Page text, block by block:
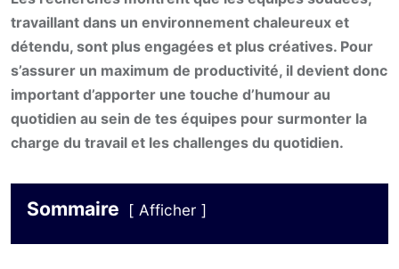
travaillant dans un environnement chaleureux et
détendu, sont plus engagées et plus créatives. Pour
s’assurer un maximum de productivité, il devient donc
important d’apporter une touche d’humour au
quotidien au sein de tes équipes pour surmonter la
charge du travail et les challenges du quotidien.
Sommaire Afficher